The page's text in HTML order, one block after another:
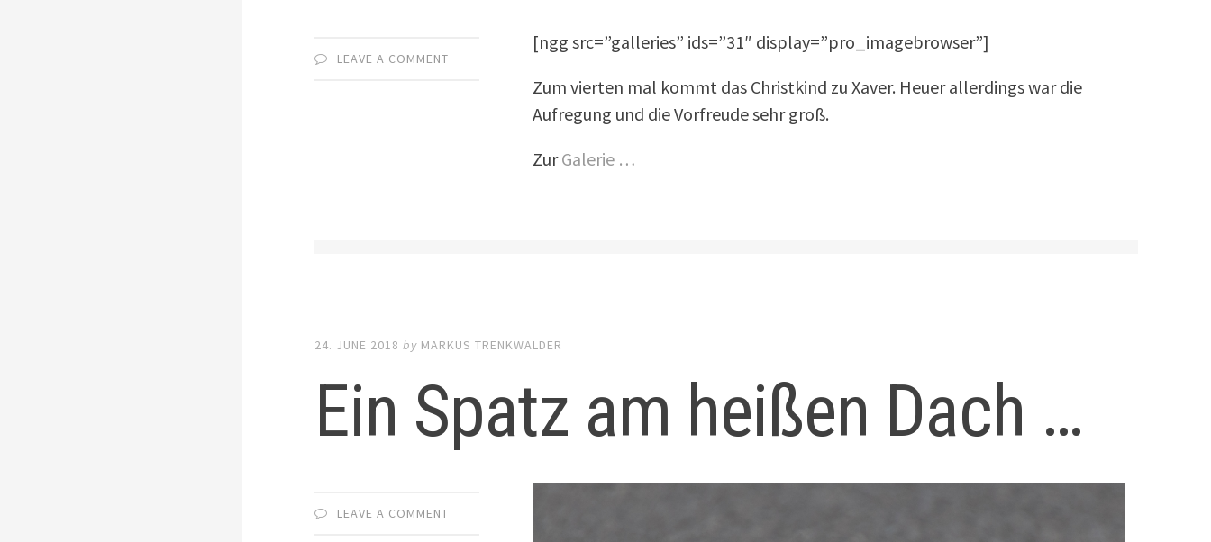
LEAVE A COMMENT
[ngg src=”galleries” ids=”31″ display=”pro_imagebrowser”]
Zum vierten mal kommt das Christkind zu Xaver. Heuer allerdings war die
Aufregung und die Vorfreude sehr groß.
ZurGalerie …
24. JUNE 2018 by MARKUS TRENKWALDER
Ein Spatz am heißen Dach …
LEAVE A COMMENT